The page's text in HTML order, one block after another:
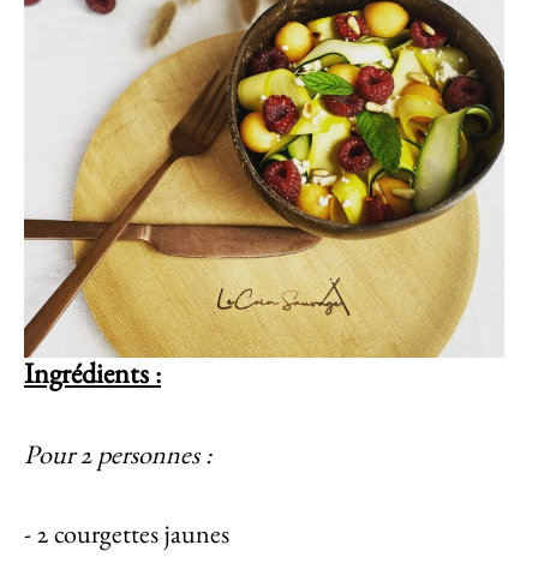
Ingrédients:
Pour 2 personnes :
- 2 courgettes jaunes